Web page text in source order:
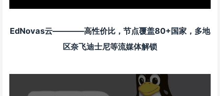
EdNovas云————高性价比，节点覆盖80+国家，多地
区奈飞迪士尼等流媒体解锁